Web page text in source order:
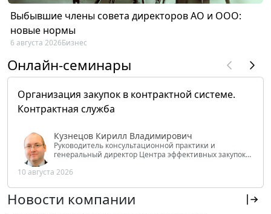
Выбывшие члены совета директоров АО и ООО:
новые нормы
6 августа 2026Бизнес
Онлайн-семинары
Организация закупок в контрактной системе.
Контрактная служба
Кузнецов Кирилл Владимирович
Руководитель консультационной практики и
генеральный директор Центра эффективных закупок
РФ
10 августа 2026
Новости компании